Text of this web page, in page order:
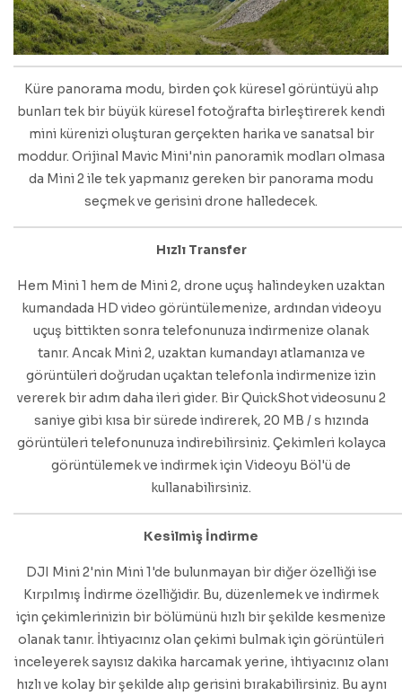
Küre panorama modu, birden çok küresel görüntüyü alıp
bunları tek bir büyük küresel fotoğrafta birleştirerek kendi
mini kürenizi oluşturan gerçekten harika ve sanatsal bir
moddur. Orijinal Mavic Mini'nin panoramik modları olmasa
da Mini 2 ile tek yapmanız gereken bir panorama modu
seçmek ve gerisini drone halledecek.
Hızlı Transfer
Hem Mini 1 hem de Mini 2, drone uçuş halindeyken uzaktan
kumandada HD video görüntülemenize, ardından videoyu
uçuş bittikten sonra telefonunuza indirmenize olanak
tanır. Ancak Mini 2, uzaktan kumandayı atlamanıza ve
görüntüleri doğrudan uçaktan telefonla indirmenize izin
vererek bir adım daha ileri gider. Bir QuickShot videosunu 2
saniye gibi kısa bir sürede indirerek, 20 MB / s hızında
görüntüleri telefonunuza indirebilirsiniz. Çekimleri kolayca
görüntülemek ve indirmek için Videoyu Böl'ü de
kullanabilirsiniz.
Kesilmiş İndirme
DJI Mini 2'nin Mini 1'de bulunmayan bir diğer özelliği ise
Kırpılmış İndirme özelliğidir. Bu, düzenlemek ve indirmek
için çekimlerinizin bir bölümünü hızlı bir şekilde kesmenize
olanak tanır. İhtiyacınız olan çekimi bulmak için görüntüleri
inceleyerek sayısız dakika harcamak yerine, ihtiyacınız olanı
hızlı ve kolay bir şekilde alıp gerisini bırakabilirsiniz. Bu aynı